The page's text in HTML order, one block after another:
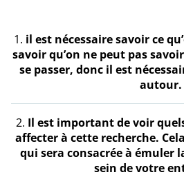
il est nécessaire savoir ce
savoir qu’on ne peut pas
se passer, donc il est
autour.
Il est important de voir
affecter à cette recherche.
qui sera consacrée à émuler
sein de votre